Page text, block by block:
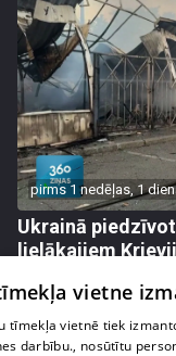
pirms 1 nedēļas, 1
Ukrainā
lielākajiem
vietne
tīmekļa vietnē tiek
darbību., nosūtītu